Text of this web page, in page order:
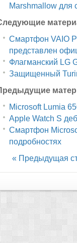
Marshmallow для
Смартфон VAIO
представлен
Флагманский LG
Защищенный
Microsoft Lumia
Apple Watch S
Смартфон
подробностях
« Предыдущая